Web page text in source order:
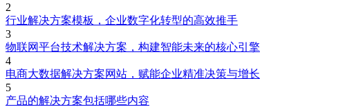
2
行业解决方案模板，企业数字化转型的高效推手
3
物联网平台技术解决方案，构建智能未来的核心引擎
4
电商大数据解决方案网站，赋能企业精准决策与增长
5
产品的解决方案包括哪些内容